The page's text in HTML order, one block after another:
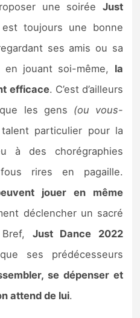
une soirée Just
toujours une bonne
ses amis ou sa
jouant soi-même, la
efficace. C’est d’ailleurs
les gens (ou vous-
particulier pour la
à des chorégraphies
rires en pagaille.
jouer en même
déclencher un sacré
Just Dance 2022
ses prédécesseurs
se dépenser et
attend de lui.